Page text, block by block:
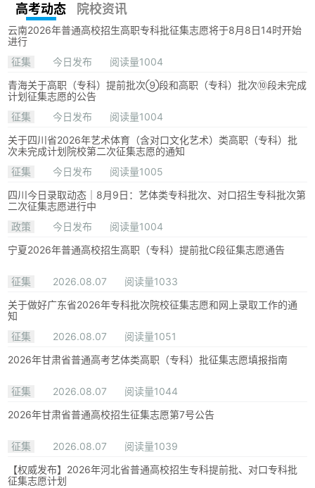
高考动态 院校资讯
云南2026年普通高校招生高职专科批征集志愿将于8月8日14时开始
进行
征集
今日发布
阅读量1004
青海关于高职（专科）提前批次⑨段和高职（专科）批次⑩段未完成
计划征集志愿的公告
征集
今日发布
阅读量1004
关于四川省2026年艺术体育（含对口文化艺术）类高职（专科）批
次未完成计划院校第二次征集志愿的通知
征集
今日发布
阅读量1005
四川今日录取动态｜8月9日：艺体类专科批次、对口招生专科批次第
二次征集志愿进行中
政策
今日发布
阅读量1004
宁夏2026年普通高校招生高职（专科）提前批C段征集志愿通告
征集 2026.08.07
阅读量1033
关于做好广东省2026年专科批次院校征集志愿和网上录取工作的通
知
征集
2026.08.07
阅读量1051
2026年甘肃省普通高考艺体类高职（专科）批征集志愿填报指南
征集 2026.08.07
阅读量1044
2026年甘肃省普通高校招生征集志愿第7号公告
征集 2026.08.07
阅读量1039
【权威发布】2026年河北省普通高校招生专科提前批、对口专科批
征集志愿计划